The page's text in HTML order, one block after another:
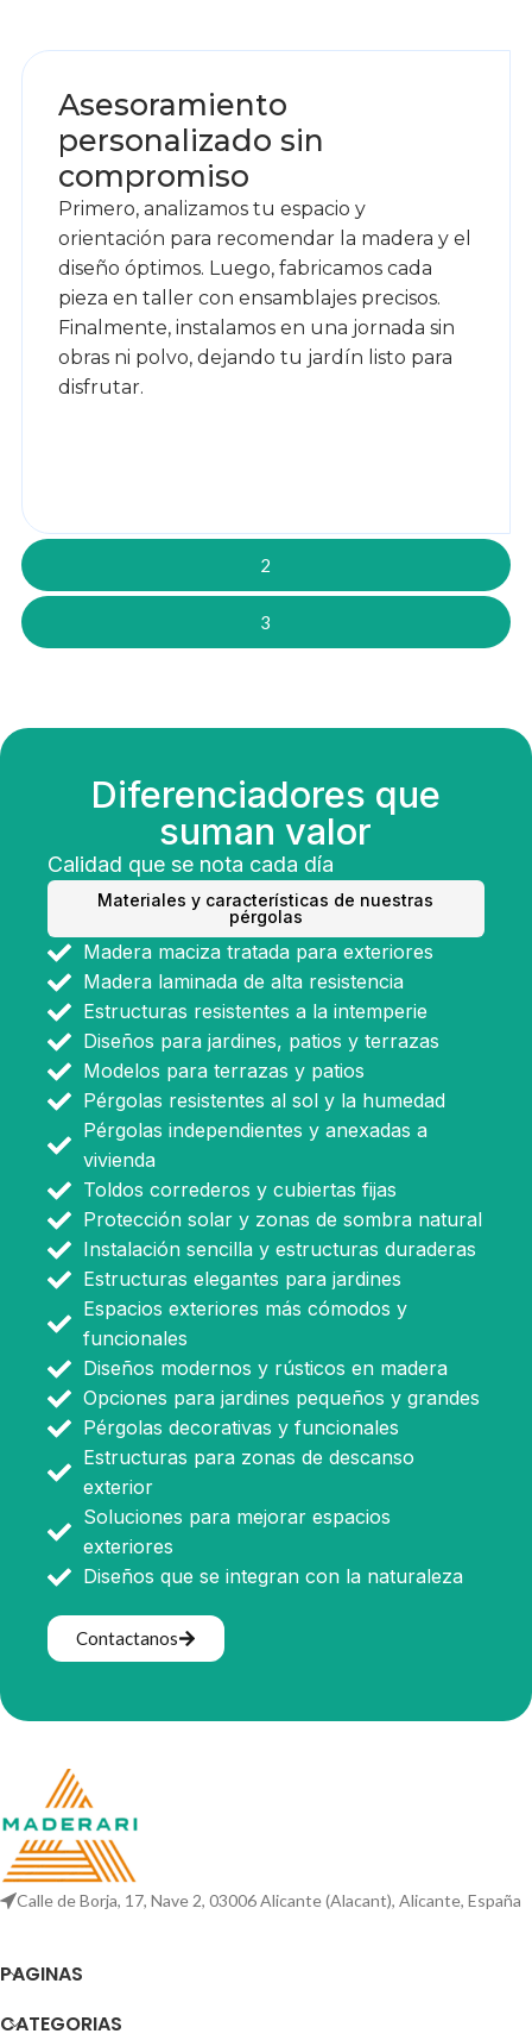
2
3
Asesoramiento
personalizado sin
compromiso
Primero, analizamos tu espacio y
orientación para recomendar la madera y el
diseño óptimos. Luego, fabricamos cada
pieza en taller con ensamblajes precisos.
Finalmente, instalamos en una jornada sin
obras ni polvo, dejando tu jardín listo para
disfrutar.
Diferenciadores que
suman valor
Calidad que se nota cada día
Materiales y características de nuestras
pérgolas
Madera maciza tratada para exteriores
Madera laminada de alta resistencia
Estructuras resistentes a la intemperie
Diseños para jardines, patios y terrazas
Modelos para terrazas y patios
Pérgolas resistentes al sol y la humedad
Pérgolas independientes y anexadas a
vivienda
Toldos correderos y cubiertas fijas
Protección solar y zonas de sombra natural
Instalación sencilla y estructuras duraderas
Estructuras elegantes para jardines
Espacios exteriores más cómodos y
funcionales
Diseños modernos y rústicos en madera
Opciones para jardines pequeños y grandes
Pérgolas decorativas y funcionales
Estructuras para zonas de descanso
exterior
Soluciones para mejorar espacios
exteriores
Diseños que se integran con la naturaleza
Contactanos
Calle de Borja, 17, Nave 2, 03006 Alicante (Alacant), Alicante, España
PAGINAS
CATEGORIAS